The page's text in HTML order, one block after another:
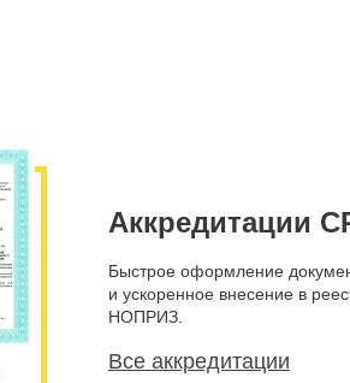
Аккредитации
Быстрое оформление
и ускоренное внесение в
НОПРИЗ.
Все аккредитации